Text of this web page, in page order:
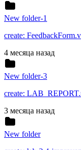
New folder-1
create:
4 месяца назад
New folder-3
create:
3 месяца назад
New folder